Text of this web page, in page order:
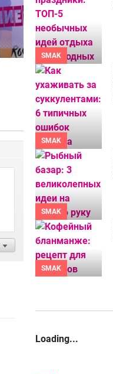
SMAK
SMAK
SMAK
SMAK
Loading...